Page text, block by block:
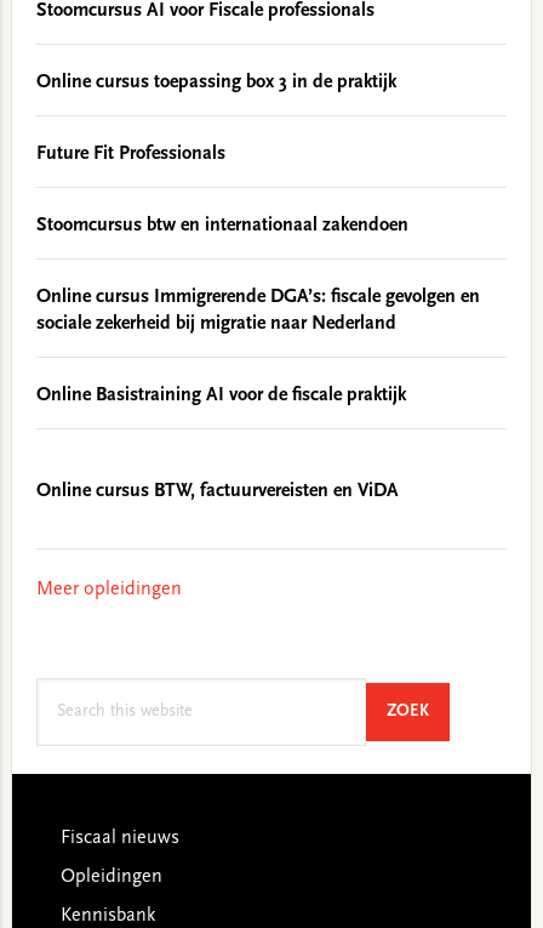
Stoomcursus AI voor Fiscale professionals
Online cursus toepassing box 3 in de praktijk
Future Fit Professionals
Stoomcursus btw en internationaal zakendoen
Online cursus Immigrerende DGA’s: fiscale gevolgen en
sociale zekerheid bij migratie naar Nederland
Online Basistraining AI voor de fiscale praktijk
Online cursus BTW, factuurvereisten en ViDA
Meer opleidingen
ZOEKSEARCH
Footer
Fiscaal nieuws
Opleidingen
Kennisbank